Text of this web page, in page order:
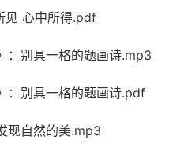
见 心中所得.pdf
：别具一格的题画诗.mp3
：别具一格的题画诗.pdf
现自然的美.mp3